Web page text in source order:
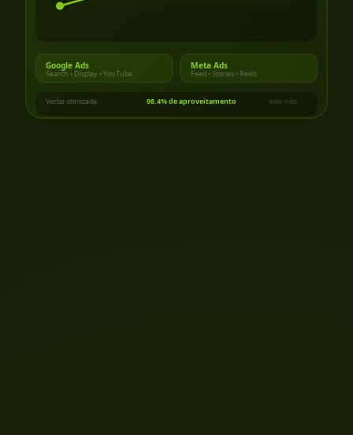
Google Ads
Search • Display • YouTube
Meta Ads
Feed • Stories • Reels
Verba otimizada: 98.4% de aproveitamento este mês